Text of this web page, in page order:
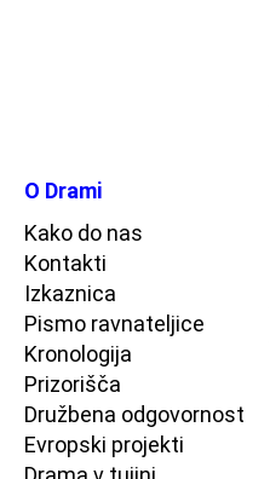
O Drami
Kako do nas
Kontakti
Izkaznica
Pismo ravnateljice
Kronologija
Prizorišča
Družbena odgovornost
Evropski projekti